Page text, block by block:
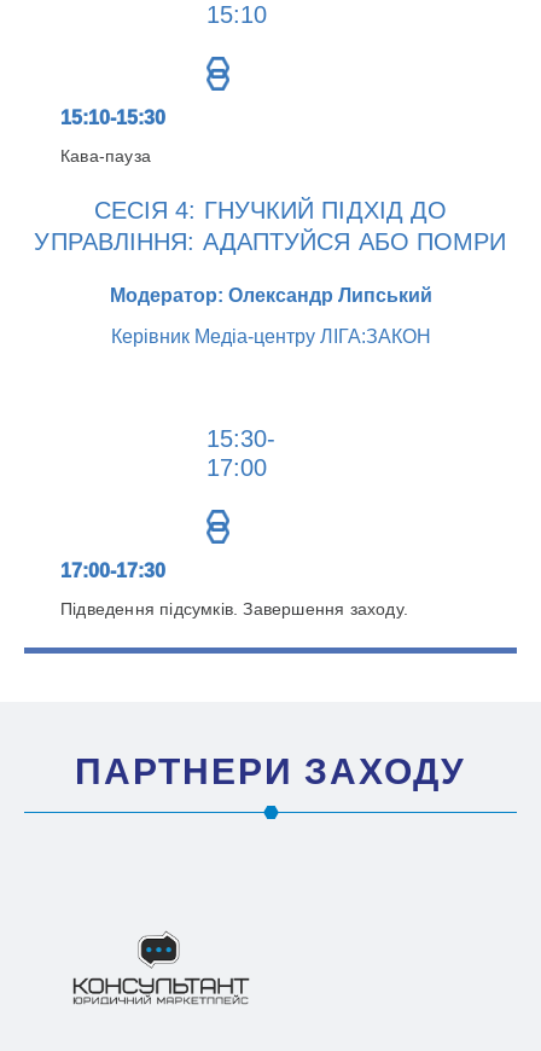
15:10
15:10-15:30
Кава-пауза
СЕСІЯ 4: ГНУЧКИЙ ПІДХІД ДО
УПРАВЛІННЯ: АДАПТУЙСЯ АБО ПОМРИ
Модератор: Олександр Липський
Керівник Медіа-центру ЛІГА:ЗАКОН
15:30-
17:00
17:00-17:30
Підведення підсумків. Завершення заходу.
ПАРТНЕРИ ЗАХОДУ